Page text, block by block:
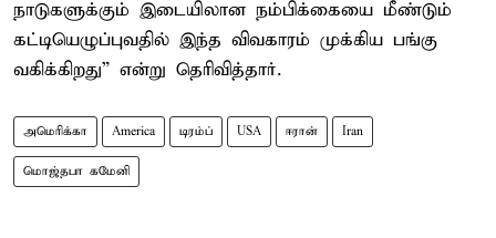
நாடுகளுக்கும் இடையிலான நம்பிக்கையை மீண்டும்
கட்டியெழுப்புவதில் இந்த விவகாரம் முக்கிய பங்கு
வகிக்கிறது” என்று தெரிவித்தார்.
அமெரிக்கா America டிரம்ப் USA ஈரான் Iran
மொஜ்தபா கமேனி